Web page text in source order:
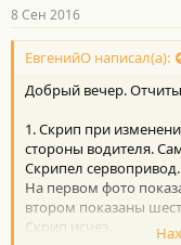
8 Сен 2016
ЕвгенийО написал(а):
Добрый вечер.
1. Скрип при
стороны водителя.
Скрипел сервопривод.
На первом фото
втором показаны
Скрип исчез.